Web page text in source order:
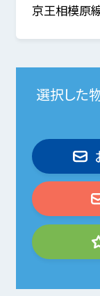
京王相模原
選択した